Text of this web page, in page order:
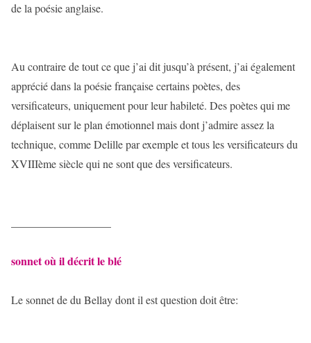
de la poésie anglaise.
Au contraire de tout ce que j’ai dit jusqu’à présent, j’ai également
apprécié dans la poésie française certains poètes, des
versificateurs, uniquement pour leur habileté. Des poètes qui me
déplaisent sur le plan émotionnel mais dont j’admire assez la
technique, comme Delille par exemple et tous les versificateurs du
XVIIIème siècle qui ne sont que des versificateurs.
sonnet où il décrit le blé
Le sonnet de du Bellay dont il est question doit être: